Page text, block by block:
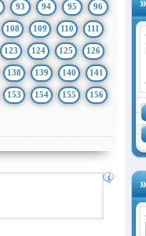
93 94 95 96
108 109 110 111
123 124 125 126
138 139 140 141
153 154 155 156